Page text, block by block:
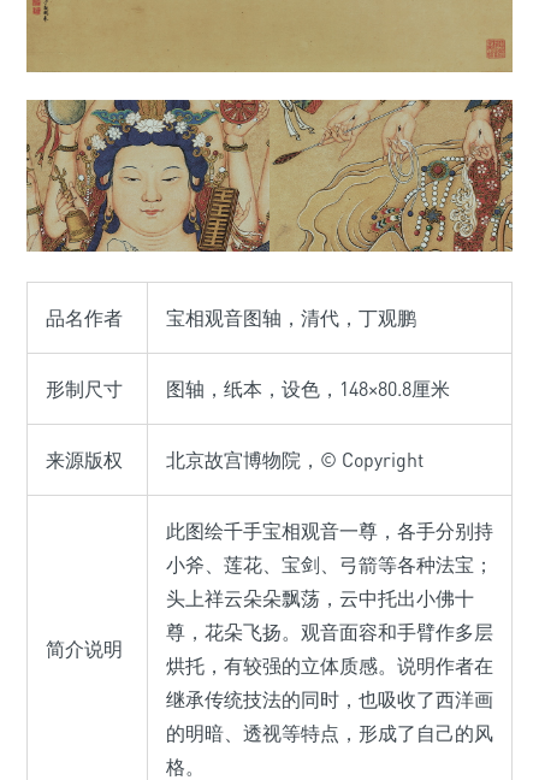
品名作者 宝相观音图轴，清代，丁观鹏
形制尺寸 图轴，纸本，设色，148×80.8厘米
来源版权 北京故宫博物院，© Copyright
简介说明
此图绘千手宝相观音一尊，各手分别持
小斧、莲花、宝剑、弓箭等各种法宝；
头上祥云朵朵飘荡，云中托出小佛十
尊，花朵飞扬。观音面容和手臂作多层
烘托，有较强的立体质感。说明作者在
继承传统技法的同时，也吸收了西洋画
的明暗、透视等特点，形成了自己的风
格。